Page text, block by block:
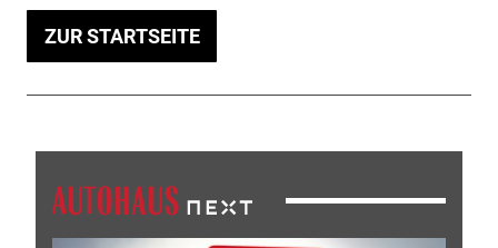
ZUR STARTSEITE